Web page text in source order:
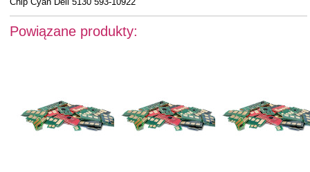
Powiązane produkty: